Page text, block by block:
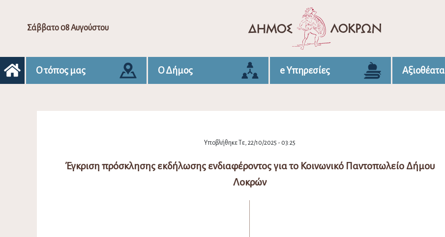
Σάββατο 08 Αυγούστου
Ο τόπος μας Ο Δήμος e Υπηρεσίες Αξιοθέατα
Υποβλήθηκε Τε, 22/10/2025 - 03:25
Έγκριση πρόσκλησης εκδήλωσης ενδιαφέροντος για το Κοινωνικό Παντοπωλείο Δήμου
Λοκρών